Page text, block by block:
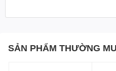
SẢN PHẨM THƯỜNG